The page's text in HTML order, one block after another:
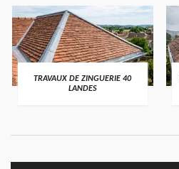
TRAVAUX DE ZINGUERIE 40
LANDES